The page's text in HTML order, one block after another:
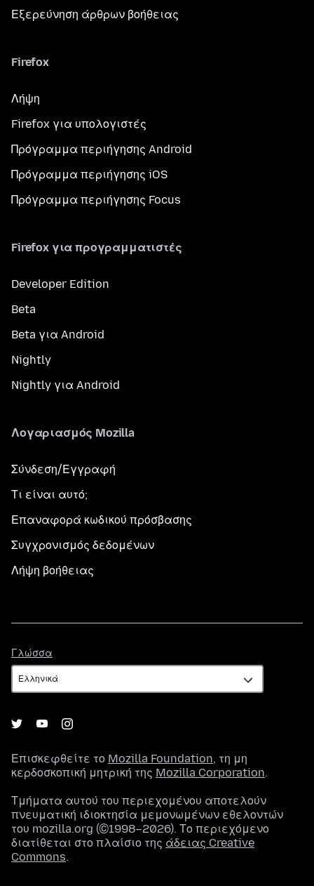
Εξερεύνηση άρθρων βοήθειας
Firefox
Λήψη
Firefox για υπολογιστές
Πρόγραμμα περιήγησης Android
Πρόγραμμα περιήγησης iOS
Πρόγραμμα περιήγησης Focus
Firefox για προγραμματιστές
Developer Edition
Beta
Beta για Android
Nightly
Nightly για Android
Λογαριασμός Mozilla
Σύνδεση/Εγγραφή
Τι είναι αυτό;
Επαναφορά κωδικού πρόσβασης
Συγχρονισμός δεδομένων
Λήψη βοήθειας
Γλώσσα
Επισκεφθείτε το Mozilla Foundation, τη μη
κερδοσκοπική μητρική της Mozilla Corporation.
Τμήματα αυτού του περιεχομένου αποτελούν
πνευματική ιδιοκτησία μεμονωμένων εθελοντών
του mozilla.org (©1998–2026). Το περιεχόμενο
διατίθεται στο πλαίσιο της άδειας Creative
Commons.